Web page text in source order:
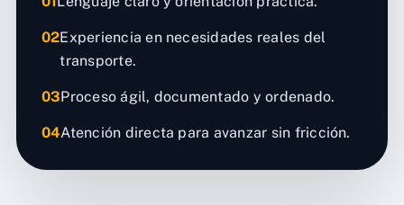
02Experiencia en necesidades reales del
transporte.
03Proceso ágil, documentado y ordenado.
04Atención directa para avanzar sin fricción.